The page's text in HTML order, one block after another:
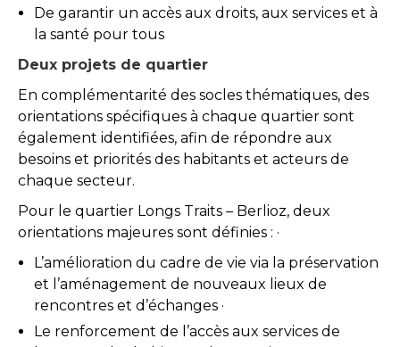
De garantir un accès aux droits, aux services et à
la santé pour tous
Deux projets de quartier
En complémentarité des socles thématiques, des
orientations spécifiques à chaque quartier sont
également identifiées, afin de répondre aux
besoins et priorités des habitants et acteurs de
chaque secteur.
Pour le quartier Longs Traits – Berlioz, deux
orientations majeures sont définies : ·
L’amélioration du cadre de vie via la préservation
et l’aménagement de nouveaux lieux de
rencontres et d’échanges ·
Le renforcement de l’accès aux services de